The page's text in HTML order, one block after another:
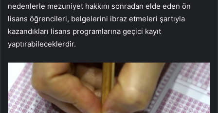
nedenlerle mezuniyet hakkını sonradan elde eden ön
lisans öğrencileri, belgelerini ibraz etmeleri şartıyla
kazandıkları lisans programlarına geçici kayıt
yaptırabileceklerdir.